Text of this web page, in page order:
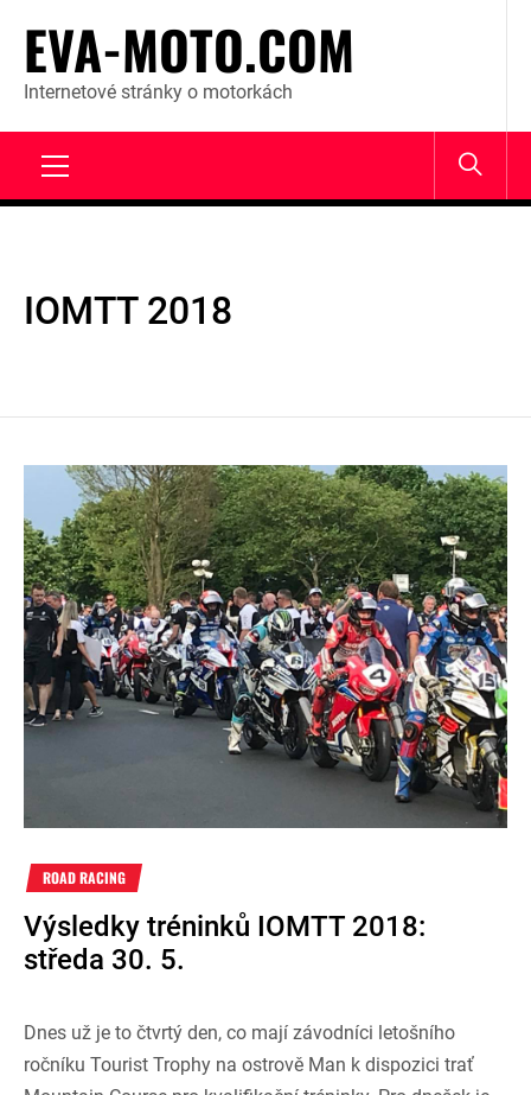
content
EVA-MOTO.COM
Internetové stránky o motorkách
IOMTT 2018
ROAD RACING
Výsledky tréninků IOMTT 2018:
středa 30. 5.
Dnes už je to čtvrtý den, co mají závodníci letošního
ročníku Tourist Trophy na ostrově Man k dispozici trať